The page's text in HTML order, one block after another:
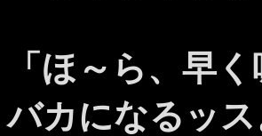
「ほ～ら、早
バカになるッ